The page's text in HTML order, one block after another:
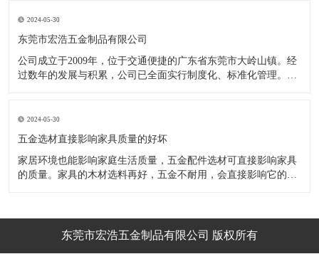
调节脚，橱柜就像得了“软骨症”，站都站不直……五花八门的橱
柜五金件好
2024-05-30
东莞市宏浩五金制品有限公司
公司成立于2009年，位于交通便捷的广东省东莞市大岭山镇。经
过数年的发展与积累，公司已全面实行制度化、标准化管理。从
的改造创新，设计制造了一系列更加新颖、美观、更具时代潮流
的新
2024-05-30
五金选材直接影响家具质量的好坏
家居环境也能影响家庭生活质量，五金配件选材可直接影响家具
的质量。家具的木材选料再好，五金不耐用，会直接影响它的使
金、铝合金等。不同五金的加工工艺不同：钳工、表面涂覆处
理、焊接、机械加东莞市宏浩五金制品有限公司 版权所有